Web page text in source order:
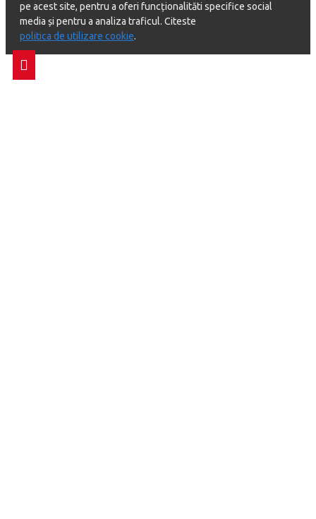
pe acest site, pentru a oferi funcționalităti specifice social
media și pentru a analiza traficul. Citeste
politica de utilizare cookie.